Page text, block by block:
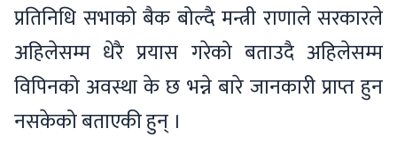
प्रतिनिधि सभाको बैक बोल्दै मन्त्री राणाले सरकारले
अहिलेसम्म धेरै प्रयास गरेको बताउदै अहिलेसम्म
विपिनको अवस्था के छ भन्ने बारे जानकारी प्राप्त हुन
नसकेको बताएकी हुन् ।